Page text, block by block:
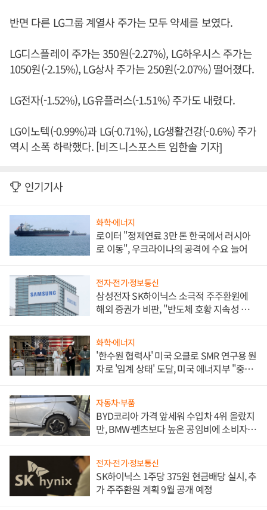
반면 다른 LG그룹 계열사 주가는 모두 약세를 보였다.
LG디스플레이 주가는 350원(-2.27%), LG하우시스 주가는
1050원(-2.15%), LG상사 주가는 250원(-2.07%) 떨어졌다.
LG전자(-1.52%), LG유플러스(-1.51%) 주가도 내렸다.
LG이노텍(-0.99%)과 LG(-0.71%), LG생활건강(-0.6%) 주가
역시 소폭 하락했다. [비즈니스포스트 임한솔 기자]
인기기사
화학·에너지
로이터 "정제연료 3만 톤 한국에서 러시아
로 이동", 우크라이나의 공격에 수요 늘어
전자·전기·정보통신
삼성전자 SK하이닉스 소극적 주주환원에
해외 증권가 비판, "반도체 호황 지속성 의
화학·에너지
'한수원 협력사' 미국 오클로 SMR 연구용 원
자로 '임계 상태' 도달, 미국 에너지부 "중요
자동차·부품
BYD코리아 가격 앞세워 수입차 4위 올랐지
만, BMW·벤츠보다 높은 공임비에 소비자
전자·전기·정보통신
SK하이닉스 1주당 375원 현금배당 실시, 추
가 주주환원 계획 9월 공개 예정